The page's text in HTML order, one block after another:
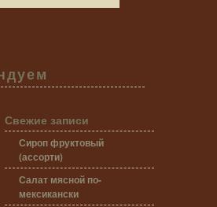
Свежие записи
Сироп фруктовый
(ассорти)
Салат мясной по-
мексикански